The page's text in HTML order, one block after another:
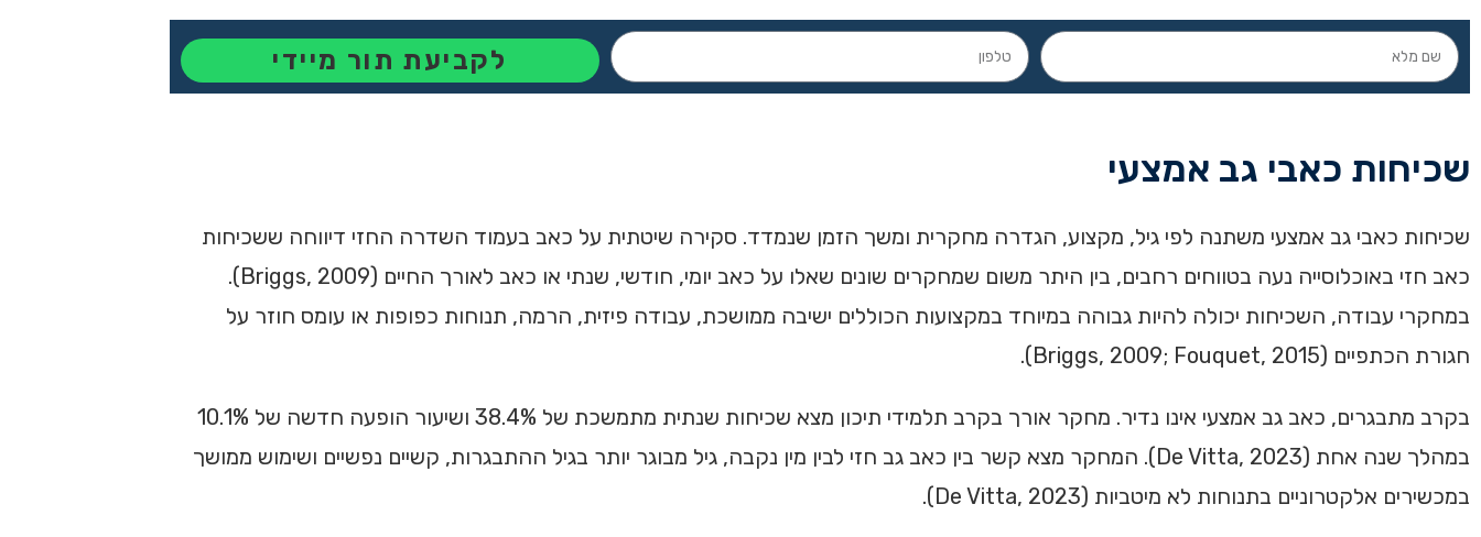
לקביעת תור מיידי
שכיחות כאבי גב אמצעי
שכיחות כאבי גב אמצעי משתנה לפי גיל, מקצוע, הגדרה מחקרית ומשך הזמן שנמדד. סקירה שיטתית על כאב בעמוד השדרה החזי דיווחה ששכיחות
כאב חזי באוכלוסייה נעה בטווחים רחבים, בין היתר משום שמחקרים שונים שאלו על כאב יומי, חודשי, שנתי או כאב לאורך החיים (Briggs, 2009).
במחקרי עבודה, השכיחות יכולה להיות גבוהה במיוחד במקצועות הכוללים ישיבה ממושכת, עבודה פיזית, הרמה, תנוחות כפופות או עומס חוזר על
חגורת הכתפיים (Briggs, 2009; Fouquet, 2015).
בקרב מתבגרים, כאב גב אמצעי אינו נדיר. מחקר אורך בקרב תלמידי תיכון מצא שכיחות שנתית מתמשכת של 38.4% ושיעור הופעה חדשה של 10.1%
במהלך שנה אחת (De Vitta, 2023). המחקר מצא קשר בין כאב גב חזי לבין מין נקבה, גיל מבוגר יותר בגיל ההתבגרות, קשיים נפשיים ושימוש ממושך
במכשירים אלקטרוניים בתנוחות לא מיטביות (De Vitta, 2023).